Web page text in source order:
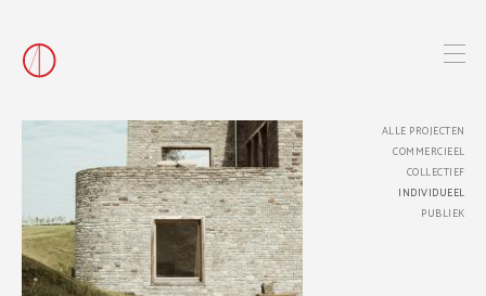
ALLE PROJECTEN
COMMERCIEEL
COLLECTIEF
INDIVIDUEEL
PUBLIEK